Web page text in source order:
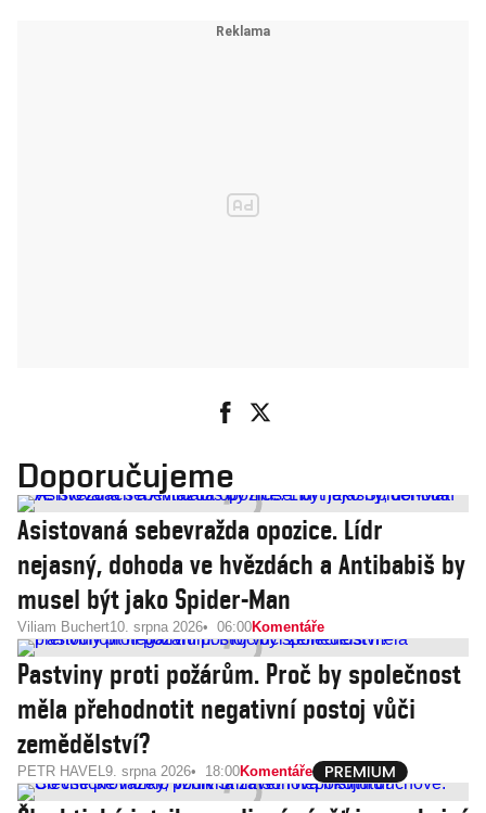
Doporučujeme
Asistovaná sebevražda opozice. Lídr
nejasný, dohoda ve hvězdách a Antibabiš by
musel být jako Spider-Man
Viliam Buchert10. srpna 2026 06:00Komentáře
Pastviny proti požárům. Proč by společnost
měla přehodnotit negativní postoj vůči
zemědělství?
PETR HAVEL9. srpna 2026 18:00Komentáře